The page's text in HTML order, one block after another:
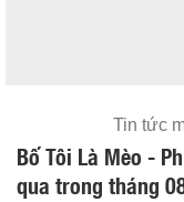
Tin tức
Bố Tôi Là Mèo -
qua trong tháng